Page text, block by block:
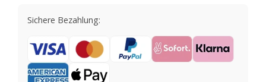
Sichere Bezahlung: